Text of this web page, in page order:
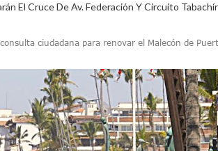
El Cruce De Av. Federación Y Circuito
Visita La Comunidad Villa Rosa
Luis Munguía Cumple Promesa De Campaña E
De Guerrero Mandó Destruir Evidencia Del
2026: ¿En Qué Países Será Visible Este
Proteger A Los “cajos” Durante Su Cruce Por
ciudadana para renovar el Malecón de